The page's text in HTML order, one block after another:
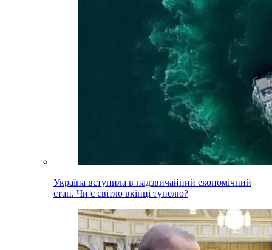
Україна вступила в надзвичайний економічний
стан. Чи є світло вкінці тунелю?